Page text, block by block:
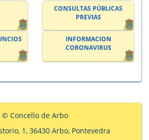
CONSULTAS PÚBLICAS
PREVIAS
INFORMACION
CORONAVIRUS
© Concello de Arbo
1, 36430 Arbo, Pontevedra